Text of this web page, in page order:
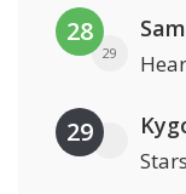
28
29
29